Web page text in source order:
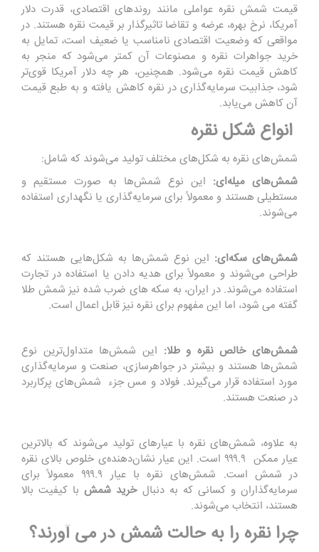
قیمت شمش نقره عواملی مانند روند‌های اقتصادی، قدرت دلار
آمریکا، نرخ بهره، عرضه و تقاضا تاثیرگذار بر قیمت نقره هستند. در
مواقعی که وضعیت اقتصادی نامناسب یا ضعیف است، تمایل به
خرید جواهرات نقره و مصنوعات آن کمتر می‌شود که منجر به
کاهش قیمت نقره می‌شود. همچنین، هر چه دلار آمریکا قوی‌تر
شود، جذابیت سرمایه‌گذاری در نقره کاهش یافته و به طبع قیمت
آن کاهش می‌یابد.
انواع شکل نقره
شمش‌های نقره به شکل‌های مختلف تولید می‌شوند که شامل:
شمش‌های میله‌ای: این نوع شمش‌ها به صورت مستقیم و
مستطیلی هستند و معمولاً برای سرمایه‌گذاری یا نگهداری استفاده
می‌شوند.
شمش‌های سکه‌ای: این نوع شمش‌ها به شکل‌هایی هستند که
طراحی می‌شوند و معمولاً برای هدیه دادن یا استفاده در تجارت
استفاده می‌شوند. در ایران، به سکه های ضرب شده نیز شمش طلا
گفته می شود، اما این مفهوم برای نقره نیز قابل اعمال است.
شمش‌های خالص نقره و طلا: این شمش‌ها متداول‌ترین نوع
شمش‌ها هستند و بیشتر در جواهرسازی، صنعت و سرمایه‌گذاری
مورد استفاده قرار می‌گیرند. فولاد و مس جزء شمش‌های پرکاربرد
در صنعت هستند.
به علاوه، شمش‌های نقره با عیارهای تولید می‌شوند که بالاترین
عیار ممکن ۹۹۹.۹ است. این عیار نشان‌دهنده‌ی خلوص بالای نقره
در شمش است. شمش‌های نقره با عیار ۹۹۹.۹ معمولاً برای
سرمایه‌گذاران و کسانی که به دنبالخرید شمشبا کیفیت بالا
هستند، انتخاب می‌شوند.
چرا نقره را به حالت شمش در می آورند؟